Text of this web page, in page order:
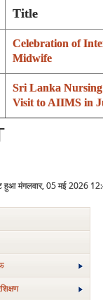
Title
Celebration of
Midwife
Sri Lanka
Visit to AIIMS in
हुआ मंगलवार, 05 मई 2026